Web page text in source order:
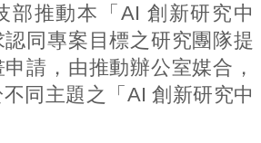
部推動本「AI 創新研究中
同專案目標之研究團隊提
請，由推動辦公室媒合，
同主題之「AI 創新研究中